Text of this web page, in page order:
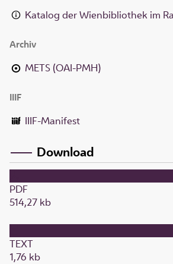
Katalog der Wienbibliothek im
Archiv
METS (OAI-PMH)
IIIF
IIIF-Manifest
Download
PDF
514,27 kb
TEXT
1,76 kb